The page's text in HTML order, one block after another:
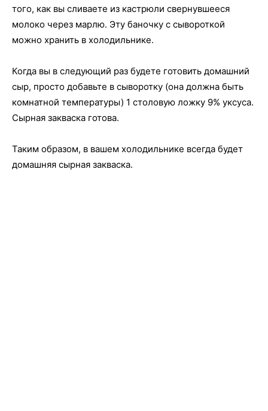
того, как вы сливаете из кастрюли свернувшееся
молоко через марлю. Эту баночку с сывороткой
можно хранить в холодильнике.
Когда вы в следующий раз будете готовить домашний
сыр, просто добавьте в сыворотку (она должна быть
комнатной температуры) 1 столовую ложку 9% уксуса.
Сырная закваска готова.
Таким образом, в вашем холодильнике всегда будет
домашняя сырная закваска.